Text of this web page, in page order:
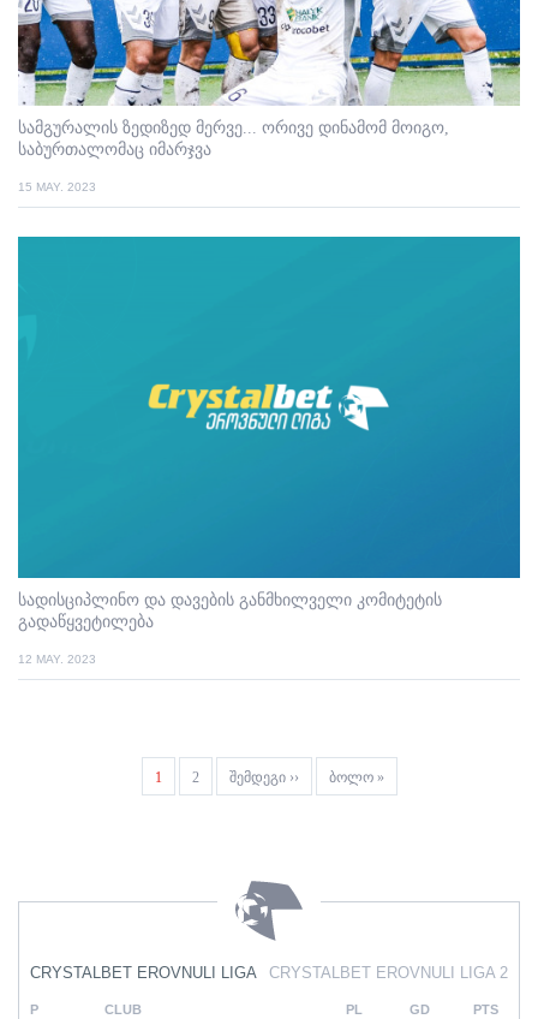
CRYSTALBET EROVNULI LIGA CRYSTALBET EROVNULI LIGA 2
P CLUB PL GD PTS
სამგურალის ზედიზედ მერვე... ორივე დინამომ მოიგო,
საბურთალომაც იმარჯვა
15 MAY. 2023
სადისციპლინო და დავების განმხილველი კომიტეტის
გადაწყვეტილება
12 MAY. 2023
Current
page
1 Page
2
Next
page
შემდეგი ››
Last
page
ბოლო »